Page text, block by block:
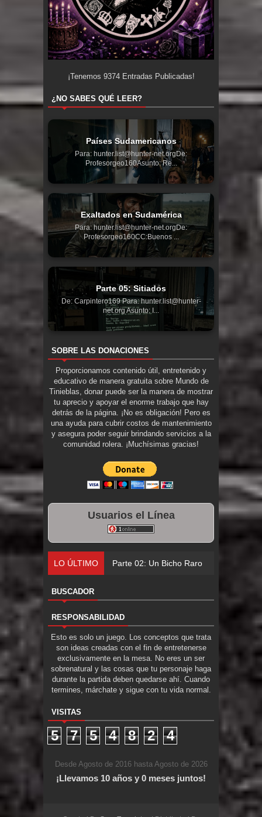
¡Tenemos 9374Entradas Publicadas!
¿NO SABES QUÉ LEER?
Países Sudamericanos
Para: hunter.list@hunter-net.orgDe:
Profesorgeo160Asunto: Re...
Exaltados en Sudamérica
Para: hunter.list@hunter-net.orgDe:
Profesorgeo160CC:Buenos ...
Parte 05: Sitiados
De: Carpintero169 Para: hunter.list@hunter-
net.org Asunto: I...
SOBRE LAS DONACIONES
Proporcionamos contenido útil, entretenido y
educativo de manera gratuita sobre Mundo de
Tinieblas, donar puede ser la manera de mostrar
tu aprecio y apoyar el enorme trabajo que hay
detrás de la página. ¡No es obligación! Pero es
una ayuda para cubrir costos de mantenimiento
y asegura poder seguir brindando servicios a la
comunidad rolera. ¡Muchísimas gracias!
Usuarios el Línea
LO ÚLTIMO Parte 02: Un Bicho Raro
BUSCADOR
RESPONSABILIDAD
Esto es solo un juego. Los conceptos que trata
son ideas creadas con el fin de entretenerse
exclusivamente en la mesa. No eres un ser
sobrenatural y las cosas que tu personaje haga
durante la partida deben quedarse ahí. Cuando
termines, márchate y sigue con tu vida normal.
VISITAS
5 7 5 4 8 2 4
Desde Agosto de 2016 hasta Agosto de 2026
¡Llevamos 10 años y 0 meses juntos!